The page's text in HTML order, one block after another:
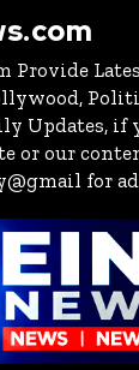
Provide
Updates, if
or our
for